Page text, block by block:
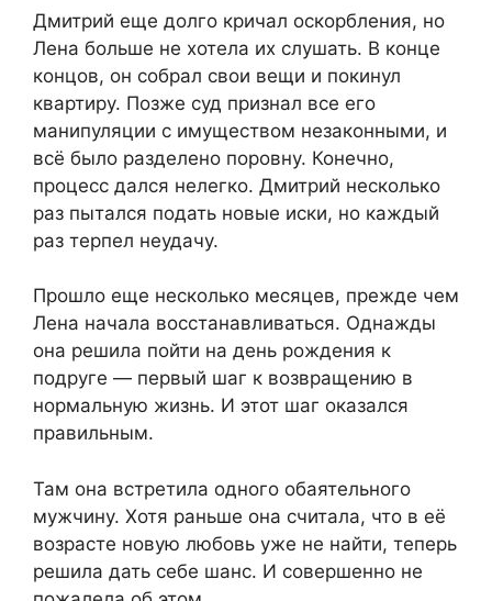
Дмитрий еще долго кричал оскорбления, но
Лена больше не хотела их слушать. В конце
концов, он собрал свои вещи и покинул
квартиру. Позже суд признал все его
манипуляции с имуществом незаконными, и
всё было разделено поровну. Конечно,
процесс дался нелегко. Дмитрий несколько
раз пытался подать новые иски, но каждый
раз терпел неудачу.
Прошло еще несколько месяцев, прежде чем
Лена начала восстанавливаться. Однажды
она решила пойти на день рождения к
подруге — первый шаг к возвращению в
нормальную жизнь. И этот шаг оказался
правильным.
Там она встретила одного обаятельного
мужчину. Хотя раньше она считала, что в её
возрасте новую любовь уже не найти, теперь
решила дать себе шанс. И совершенно не